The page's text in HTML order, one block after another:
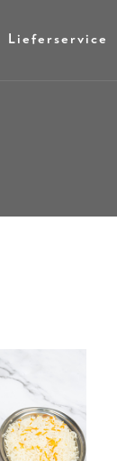
Lieferservice